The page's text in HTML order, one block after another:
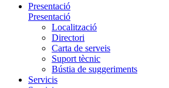
Presentació
Presentació
Localització
Directori
Carta de serveis
Suport tècnic
Bústia de suggeriments
Servicis